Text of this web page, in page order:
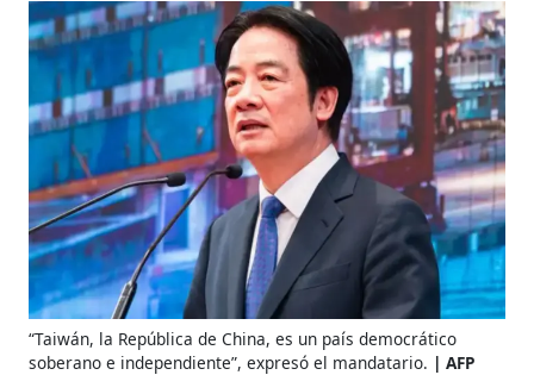
“Taiwán, la República de China, es un país democrático
soberano e independiente”, expresó el mandatario.
AFP